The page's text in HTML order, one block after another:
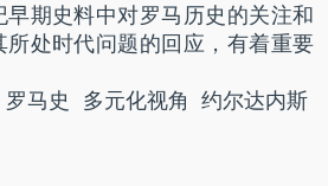
早期史料中对罗马历史的关注和
处时代问题的回应，有着重要
马史 多元化视角 约尔达内斯